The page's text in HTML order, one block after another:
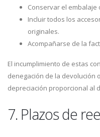
Conservar el embalaje
Incluir todos los
originales.
Acompañarse de la
El incumplimiento de estas
denegación de la devolución
depreciación proporcional al
7. Plazos de